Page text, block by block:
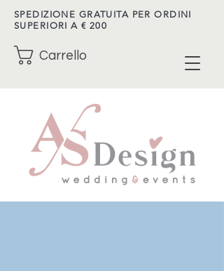
SPEDIZIONE GRATUITA PER ORDINI
SUPERIORI A € 200
Carrello